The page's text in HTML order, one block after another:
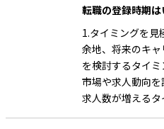
転職の登録時期
1.タイミングを見
余地、将来のキ
を検討するタイ
市場や求人動向
求人数が増えるタ